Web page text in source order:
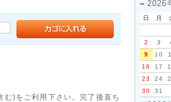
)をご利用下さい。完了後直ち
2026
日 月
2
3
9
10
16
17
23
24
30
31